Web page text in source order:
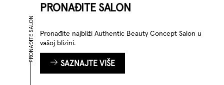
PRONAĐITE SALON
Pronađite najbliži Authentic Beauty Concept Salon u
vašoj blizini.
SAZNAJTE VIŠE
PRONAĐITE SALON